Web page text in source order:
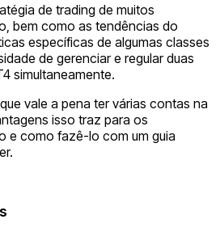
de trading de muitos
bem como as tendências do
específicas de algumas classes
de gerenciar e regular duas
simultaneamente.
vale a pena ter várias contas na
isso traz para os
e como fazê-lo com um guia